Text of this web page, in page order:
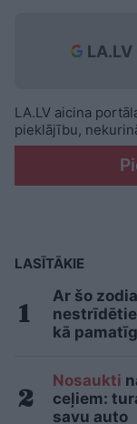
LA.LV aicina
pieklājību,
LASĪTĀKIE
Ar šo
kā
Nosaukti
ceļiem:
savu auto